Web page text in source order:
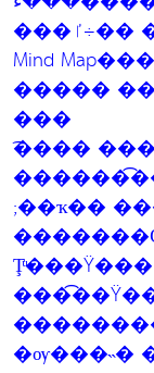
�
Mind
�����
���
͡����
;��ҡ��
Ţͧ���Ÿ���
�ѹ���˵�